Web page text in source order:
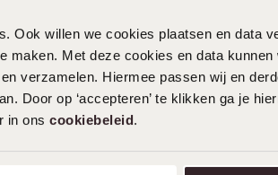
Ook willen we cookies plaatsen en data
Met deze cookies en data kunnen
verzamelen. Hiermee passen wij en
Door op ‘accepteren’ te klikken ga je
in ons cookiebeleid.